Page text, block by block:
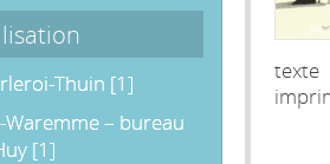
texte
Thuin
Thuin [1]
– bureau de Huy
Waremme – bureau
[1]